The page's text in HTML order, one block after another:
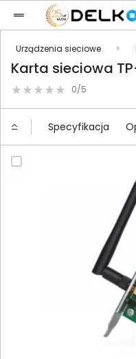
Urządzenia sieciowe
Karta sieciowa
0/5
Specyfikacja